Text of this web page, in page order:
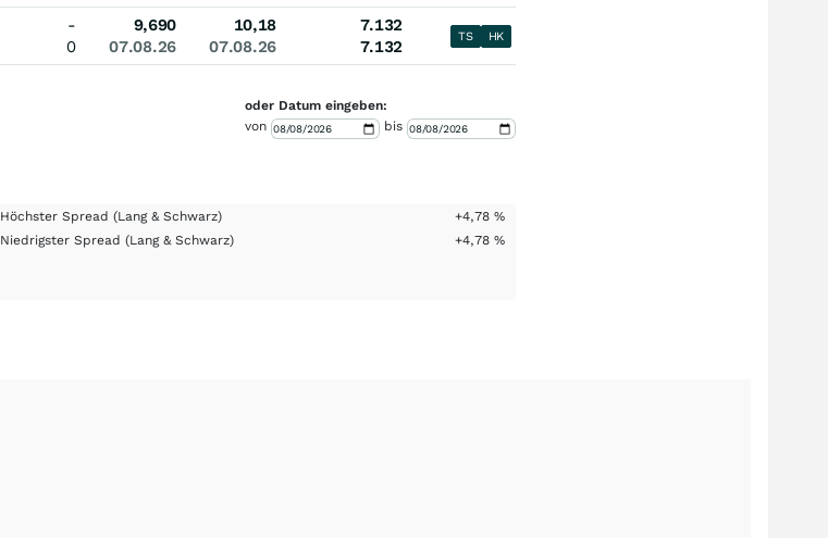
-
0
9,690
07.08.26
10,18
07.08.26
7.132
7.132
TS HK
oder Datum eingeben:
von
bis
Höchster Spread(Lang & Schwarz) +4,78 %
Niedrigster Spread(Lang & Schwarz) +4,78 %